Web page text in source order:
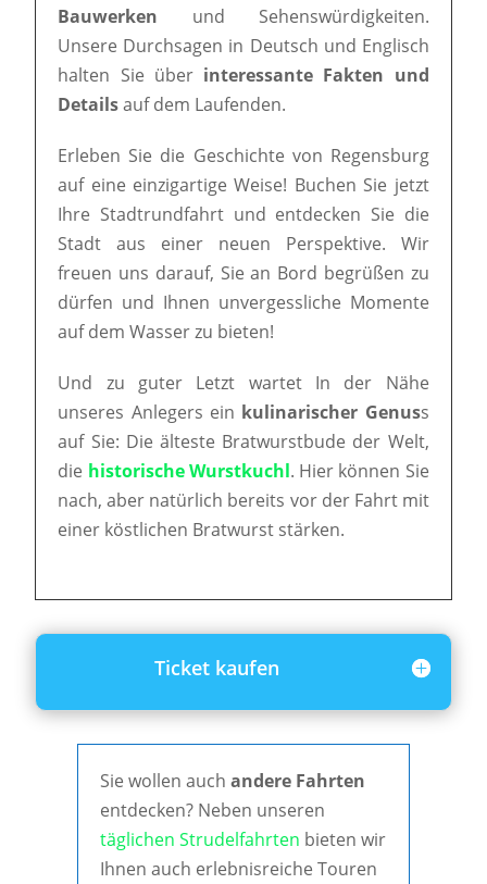
Bauwerken und Sehenswürdigkeiten.
Unsere Durchsagen in Deutsch und Englisch
halten Sie über interessante Fakten und
Detailsauf dem Laufenden.
Erleben Sie die Geschichte von Regensburg
auf eine einzigartige Weise! Buchen Sie jetzt
Ihre Stadtrundfahrt und entdecken Sie die
Stadt aus einer neuen Perspektive. Wir
freuen uns darauf, Sie an Bord begrüßen zu
dürfen und Ihnen unvergessliche Momente
auf dem Wasser zu bieten!
Und zu guter Letzt wartet In der Nähe
unseres Anlegers ein kulinarischer Genuss
auf Sie: Die älteste Bratwurstbude der Welt,
die historische Wurstkuchl. Hier können Sie
nach, aber natürlich bereits vor der Fahrt mit
einer köstlichen Bratwurst stärken.
Ticket kaufen
Sie wollen auch andere Fahrten
entdecken? Neben unseren
täglichen Strudelfahrten bieten wir
Ihnen auch erlebnisreiche Touren